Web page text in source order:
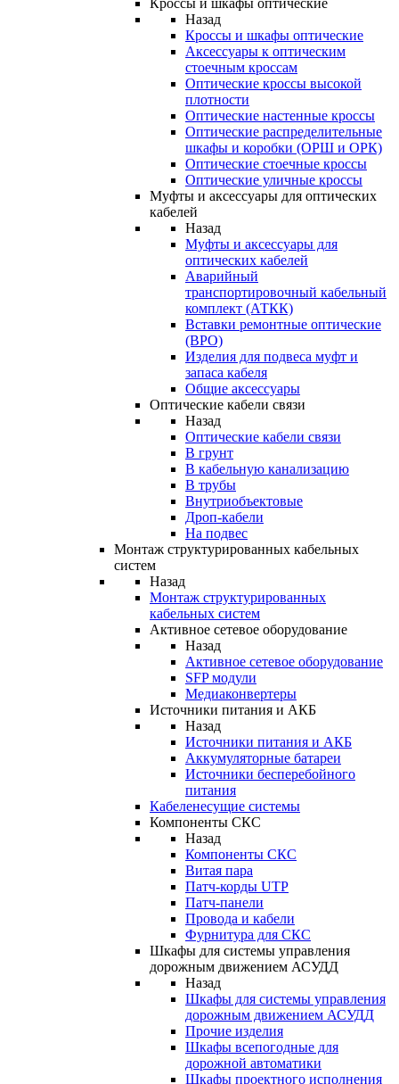
Кроссы и шкафы оптические
Назад
Кроссы и шкафы оптические
Аксессуары к оптическим
стоечным кроссам
Оптические кроссы высокой
плотности
Оптические настенные кроссы
Оптические распределительные
шкафы и коробки (ОРШ и ОРК)
Оптические стоечные кроссы
Оптические уличные кроссы
Муфты и аксессуары для оптических
кабелей
Назад
Муфты и аксессуары для
оптических кабелей
Аварийный
транспортировочный кабельный
комплект (АТКК)
Вставки ремонтные оптические
(ВРО)
Изделия для подвеса муфт и
запаса кабеля
Общие аксессуары
Оптические кабели связи
Назад
Оптические кабели связи
В грунт
В кабельную канализацию
В трубы
Внутриобъектовые
Дроп-кабели
На подвес
Монтаж структурированных кабельных
систем
Назад
Монтаж структурированных
кабельных систем
Активное сетевое оборудование
Назад
Активное сетевое оборудование
SFP модули
Медиаконвертеры
Источники питания и АКБ
Назад
Источники питания и АКБ
Аккумуляторные батареи
Источники бесперебойного
питания
Кабеленесущие системы
Компоненты СКС
Назад
Компоненты СКС
Витая пара
Патч-корды UTP
Патч-панели
Провода и кабели
Фурнитура для СКС
Шкафы для системы управления
дорожным движением АСУДД
Назад
Шкафы для системы управления
дорожным движением АСУДД
Прочие изделия
Шкафы всепогодные для
дорожной автоматики
Шкафы проектного исполнения